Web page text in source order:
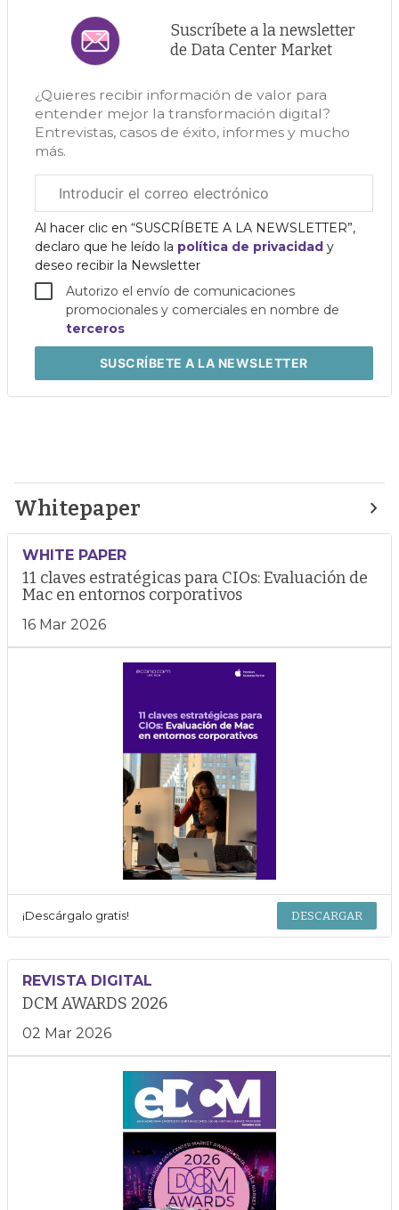
Suscríbete a la newsletter
de Data Center Market
¿Quieres recibir información de valor para
entender mejor la transformación digital?
Entrevistas, casos de éxito, informes y mucho
más.
electrónico
corporativo
Al hacer clic en “SUSCRÍBETE A LA NEWSLETTER”,
declaro que he leído la política de privacidad y
deseo recibir la Newsletter
Autorizo el envío de comunicaciones
promocionales y comerciales en nombre de
terceros
SUSCRÍBETEA LA NEWSLETTER
Whitepaper
WHITE PAPER
11 claves estratégicas para CIOs: Evaluación de
Mac en entornos corporativos
16 Mar 2026
¡Descárgalo gratis! DESCARGAR
REVISTA DIGITAL
DCM AWARDS 2026
02 Mar 2026